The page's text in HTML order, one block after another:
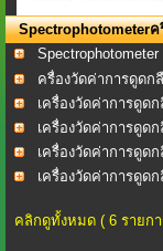
Spectrophotometerค
Spectrophotometer
ครื่องวัดค่าการดูดก
เครื่องวัดค่าการดูด
เครื่องวัดค่าการดูด
เครื่องวัดค่าการดูด
เครื่องวัดค่าการดูด
คลิกดูทั้งหมด ( 6 รายกา